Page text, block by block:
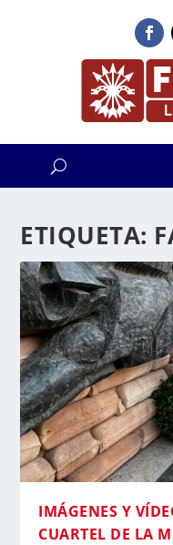
ETIQUETA:
IMÁGENES Y
CUARTEL DE LA